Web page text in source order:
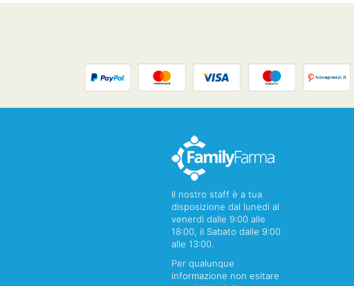
Il nostro staff è a tua
disposizione dal lunedi al
venerdi dalle 9:00 alle
18:00, il Sabato dalle 9:00
alle 13:00.
Per qualunque
informazione non esitare